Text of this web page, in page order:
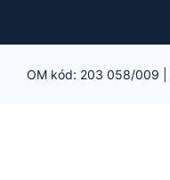
OM kód: 203 058/009